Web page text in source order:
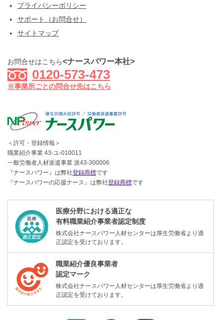
プライバシーポリシー
サポート（お問合せ）
サイトマップ
お問合せはこちら<ナースパワー本社>
0120-573-473
※事業所ごとの問合せ先はこちら
＜許可・登録情報＞
職業紹介事業 43-ユ-010011
一般労働者人材派遣事業 派43-300006
『ナースパワー』は弊社登録商標です
『ナースパワーの応援ナース』は弊社登録商標です
医療分野における適正な
有料職業紹介事業者認定制度
株式会社ナースパワー人材センターは厚生労働省より適
正認定を受けております。
職業紹介優良事業者
認定マーク
株式会社ナースパワー人材センターは厚生労働省より適
正認定を受けております。